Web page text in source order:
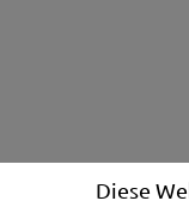
Diese